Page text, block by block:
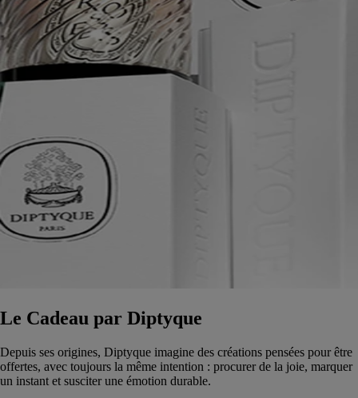
Le Cadeau par Diptyque
Depuis ses origines, Diptyque imagine des créations pensées pour être
offertes, avec toujours la même intention : procurer de la joie, marquer
un instant et susciter une émotion durable.